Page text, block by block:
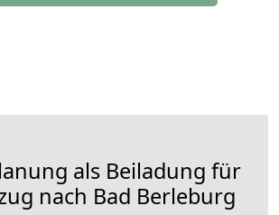
als Beiladung für
nach Bad Berleburg